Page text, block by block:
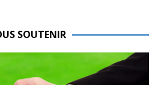
SOUTENIR